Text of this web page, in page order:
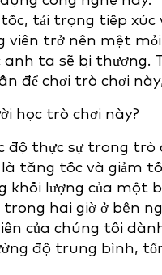
tải trọng tiếp
viên trở nên mệt
ta sẽ bị thương.
để chơi trò chơi
học trò chơi này?
thực sự trong trò
tăng tốc và giảm
khối lượng của một
hai giờ ở bên
của chúng tôi
độ trung bình,